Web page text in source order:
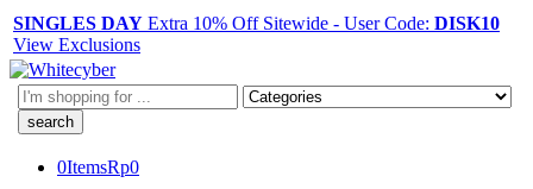
SINGLES DAY Extra 10% Off Sitewide - User Code: DISK10
View Exclusions
Search
here
0ItemsRp0